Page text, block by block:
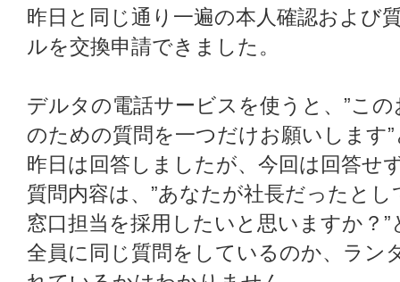
昨日と同じ通り一遍の本人確認および
ルを交換申請できました。
デルタの電話サービスを使うと、”こ
のための質問を一つだけお願いします
昨日は回答しましたが、今回は回答せ
質問内容は、”あなたが社長だったと
窓口担当を採用したいと思いますか？
全員に同じ質問をしているのか、ラン